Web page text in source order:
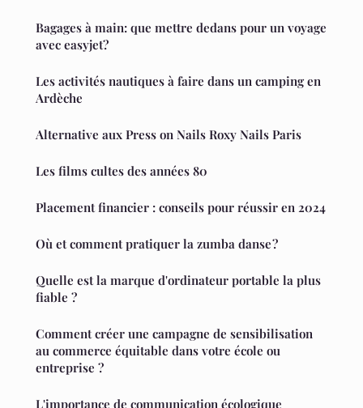
Bagages à main: que mettre dedans pour un voyage
avec easyjet?
Les activités nautiques à faire dans un camping en
Ardèche
Alternative aux Press on Nails Roxy Nails Paris
Les films cultes des années 80
Placement financier : conseils pour réussir en 2024
Où et comment pratiquer la zumba danse ?
Quelle est la marque d'ordinateur portable la plus
fiable ?
Comment créer une campagne de sensibilisation
au commerce équitable dans votre école ou
entreprise ?
L'importance de communication écologique